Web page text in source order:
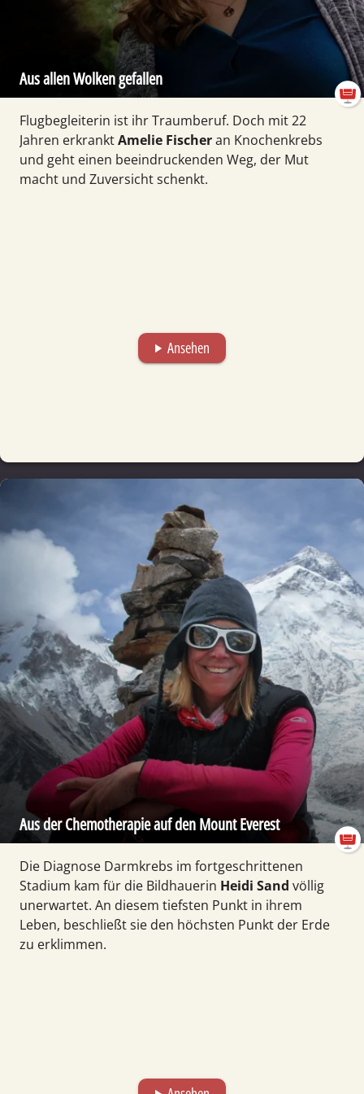
Aus allen Wolken gefallen
Flugbegleiterin ist ihr Traum­beruf. Doch mit 22
Jahren erkranktAmelie Fischeran Knochen­krebs
und geht einen beeindruckenden Weg, der Mut
macht und Zuversicht schenkt.
play_arrow Ansehen
Aus der Chemotherapie auf den Mount Everest
Die Diagnose Darmkrebs im fortgeschrittenen
Stadium kam für die Bildhauerin Heidi Sand völlig
unerwartet. An diesem tiefsten Punkt in ihrem
Leben, beschließt sie den höchsten Punkt der Erde
zu erklimmen.